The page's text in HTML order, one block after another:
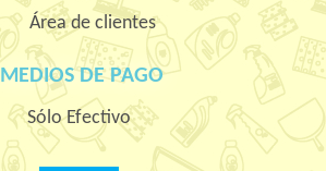
Área de clientes
MEDIOS DE PAGO
Sólo Efectivo